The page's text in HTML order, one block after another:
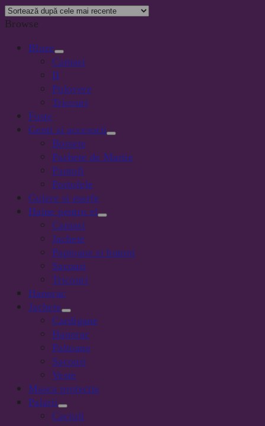
Browse
Bluze
Camasi
II
Pulovere
Tricouri
Fuste
Genti si accesorii
Borsete
Pachete de Martie
Pantofi
Portofele
Gulere si esarfe
Haine pentru el
Camasi
Jachete
Papioane si butoni
Sacouri
Tricouri
Hanorac
Jachete
Cardigane
Hanorac
Paltoane
Sacouri
Veste
Masca protectie
Palarii
Caciuli